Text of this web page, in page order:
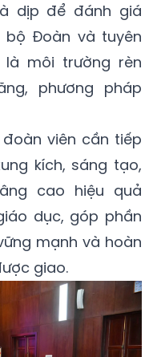
dịp để đánh giá
Đoàn và tuyên
môi trường rèn
phương pháp
viên cần tiếp
kích, sáng tạo,
cao hiệu quả
dục, góp phần
mạnh và hoàn
giao.